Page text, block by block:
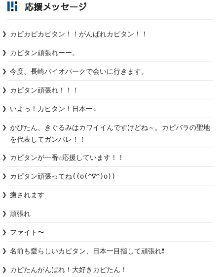
応援メッセージ
カピカピカピタン！！がんばれカピタン！！
今度、長崎バイオパークで会いに行きます。
カピタン頑張れ！！！
いよっ！カピタン！日本一☆
かぴたん、きぐるみはカワイイんですけどね～。カピバラの聖地
を代表してガンバレ！！
カピタン頑張ってね((o(^∇^)o))
癒されます
頑張れ
ファイト〜
名前も愛らしいカピタン、日本一目指して頑張れ❗️
カピたんがんばれ！大好きカピたん！